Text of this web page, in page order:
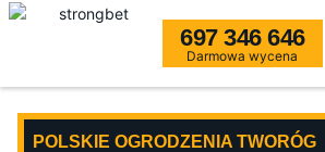
697 346 646
Darmowa wycena
POLSKIE OGRODZENIA TWORÓG